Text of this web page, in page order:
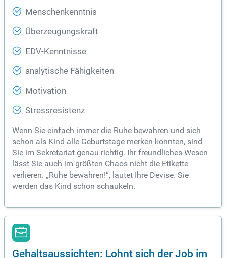
Menschenkenntnis
Überzeugungskraft
EDV-Kenntnisse
analytische Fähigkeiten
Motivation
Stressresistenz
Wenn Sie einfach immer die Ruhe bewahren und sich
schon als Kind alle Geburtstage merken konnten, sind
Sie im Sekretariat genau richtig. Ihr freundliches Wesen
lässt Sie auch im größten Chaos nicht die Etikette
verlieren. „Ruhe bewahren!“, lautet Ihre Devise. Sie
werden das Kind schon schaukeln.
Gehaltsaussichten: Lohnt sich der Job im